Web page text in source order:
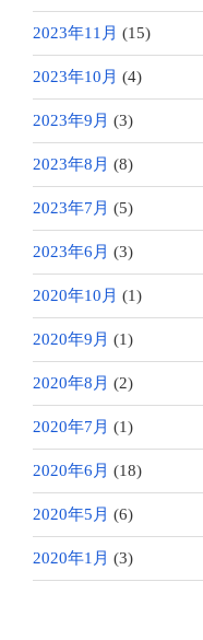
2023年11月 (15)
2023年10月 (4)
2023年9月 (3)
2023年8月 (8)
2023年7月 (5)
2023年6月 (3)
2020年10月 (1)
2020年9月 (1)
2020年8月 (2)
2020年7月 (1)
2020年6月 (18)
2020年5月 (6)
2020年1月 (3)